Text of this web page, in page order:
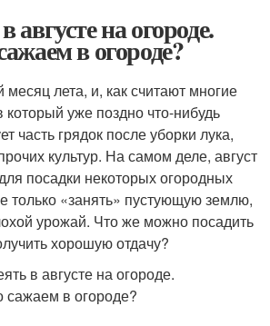
августе на огороде.
в огороде?
месяц лета, и, как считают многие
уже поздно что-нибудь
часть грядок после уборки лука,
культур. На самом деле, август
посадки некоторых огородных
только «занять» пустующую землю,
урожай. Что же можно посадить
хорошую отдачу?